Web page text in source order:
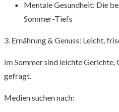
Mentale Gesundheit: Die
Sommer-Tiefs
3. Ernährung & Genuss: Leicht,
Im Sommer sind leichte Gerichte,
gefragt.
Medien suchen nach: